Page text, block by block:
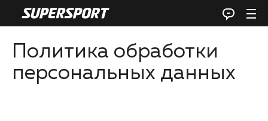
Политика обработки
персональных данных